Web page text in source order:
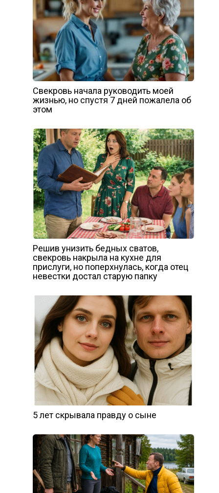
Свекровь начала руководить моей
жизнью, но спустя 7 дней пожалела об
этом
Решив унизить бедных сватов,
свекровь накрыла на кухне для
прислуги, но поперхнулась, когда отец
невестки достал старую папку
5 лет скрывала правду о сыне